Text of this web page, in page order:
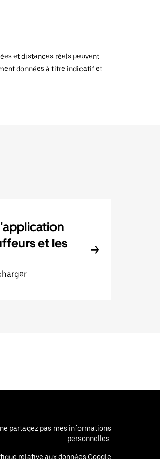
et distances réels peuvent
données à titre indicatif et
et les
partagez pas mes informations
personnelles.
relative aux données Google